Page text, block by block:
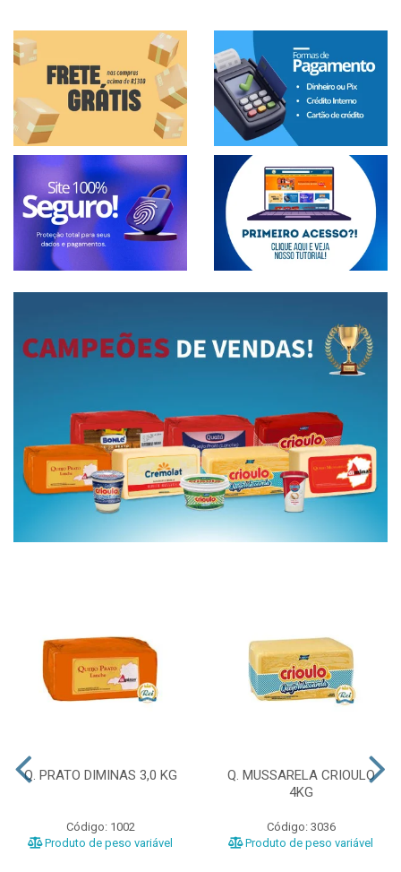
Q. PRATO DIMINAS 3,0 KG
Código: 1002
Produto de peso variável
Q. MUSSARELA CRIOULO
4KG
Código: 3036
Produto de peso variável